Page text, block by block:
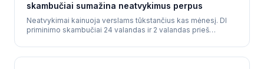
skambučiai sumažina neatvykimus perpus
Neatvykimai kainuoja verslams tūkstančius kas mėnesį. DI
priminimo skambučiai 24 valandas ir 2 valandas prieš